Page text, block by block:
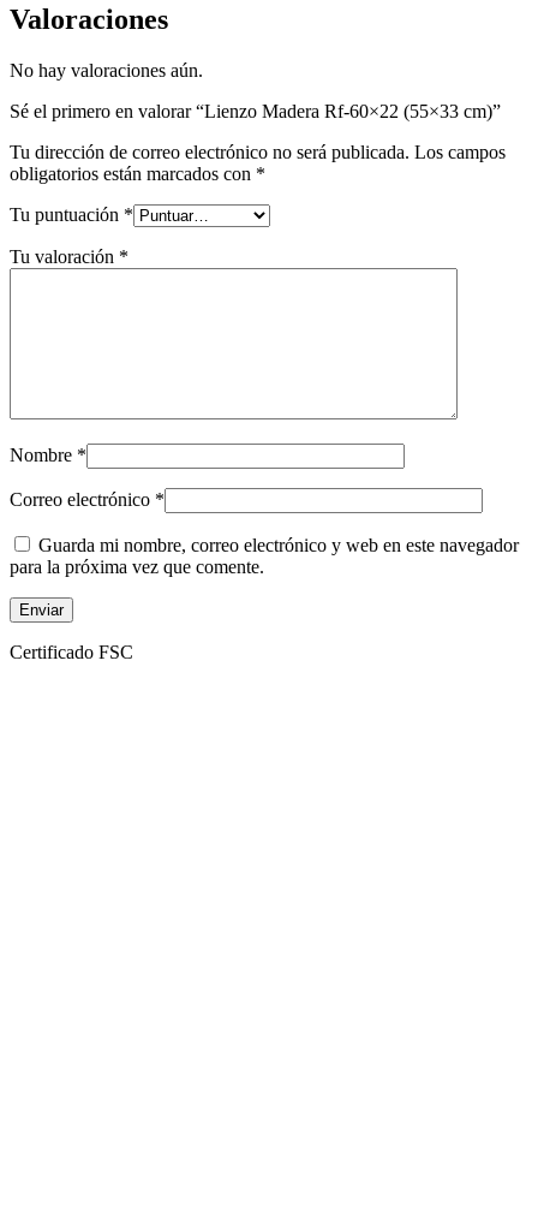
Valoraciones
No hay valoraciones aún.
Sé el primero en valorar “Lienzo Madera Rf-60×22 (55×33 cm)”
Tu dirección de correo electrónico no será publicada. Los campos
obligatorios están marcados con *
Tu puntuación *
Tu valoración *
Nombre *
Correo electrónico *
Guarda mi nombre, correo electrónico y web en este navegador
para la próxima vez que comente.
Certificado FSC